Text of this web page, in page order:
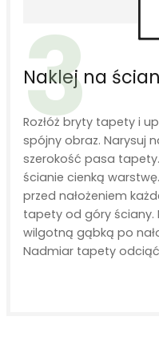
3
Naklej na
Rozłóż bryty tapety i
spójny obraz. Narysuj
szerokość pasa
ścianie cienką
przed nałożeniem
tapety od góry ściany.
wilgotną gąbką po
Nadmiar tapety